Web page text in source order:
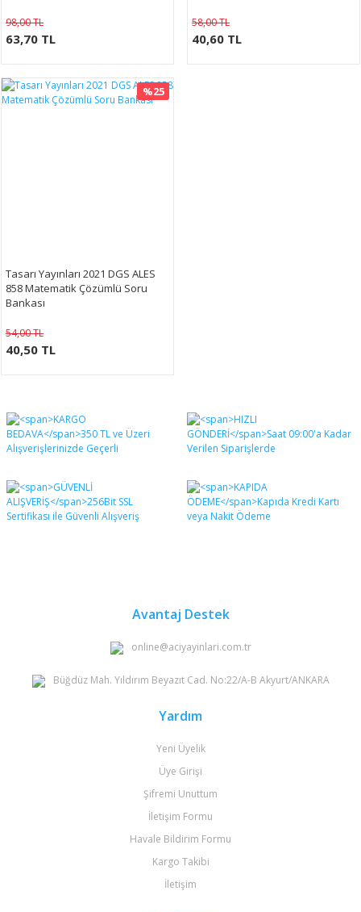
98,00 TL
63,70 TL
58,00 TL
40,60 TL
%25
Tasarı Yayınları 2021 DGS ALES
858 Matematik Çözümlü Soru
Bankası
54,00 TL
40,50 TL
Avantaj Destek
online@aciyayinlari.com.tr
Büğdüz Mah. Yıldırım Beyazıt Cad. No:22/A-B Akyurt/ANKARA
Yardım
Yeni Üyelik
Üye Girişi
Şifremi Unuttum
İletişim Formu
Havale Bildirim Formu
Kargo Takibi
İletişim